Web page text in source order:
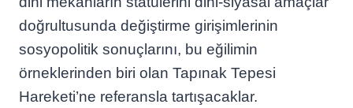
doğrultusunda değiştirme girişimlerinin
sosyopolitik sonuçlarını, bu eğilimin
örneklerinden biri olan Tapınak Tepesi
Hareketi’ne referansla tartışacaklar.